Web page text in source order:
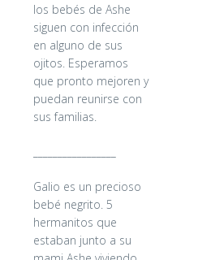
los bebés de Ashe
siguen con infección
en alguno de sus
ojitos. Esperamos
que pronto mejoren y
puedan reunirse con
sus familias.
Galio es un precioso
bebé negrito. 5
hermanitos que
estaban junto a su